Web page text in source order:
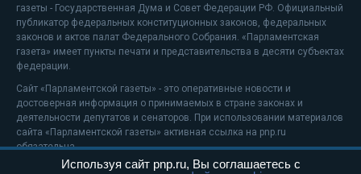
газеты - Государственная Дума и Совет Федерации РФ. Официальный
публикатор федеральных конституционных законов, федеральных
законов и актов палат Федерального Собрания. «Парламентская
газета» имеет пункты печати и представительства в десяти субъектах
федерации.
Сайт «Парламентской газеты» - это оперативные новости и
достоверная информация о принимаемых в стране законах и
деятельности депутатов и сенаторов. При использовании материалов
сайта «Парламентской газеты» активная ссылка на pnp.ru
обязательна.
На информационном ресурсе применяютсярекомендательные
Используя сайт pnp.ru, Вы соглашаетесь с